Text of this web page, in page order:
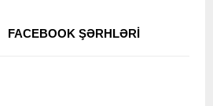
FACEBOOK ŞƏRHLƏRI